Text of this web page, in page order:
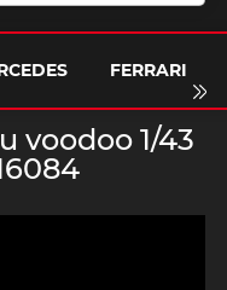
FERRARI
voodoo 1/43